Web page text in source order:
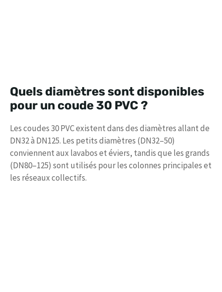
Quels diamètres sont disponibles
pour un coude 30 PVC ?
Les coudes 30 PVC existent dans des diamètres allant de
DN32 à DN125. Les petits diamètres (DN32–50)
conviennent aux lavabos et éviers, tandis que les grands
(DN80–125) sont utilisés pour les colonnes principales et
les réseaux collectifs.